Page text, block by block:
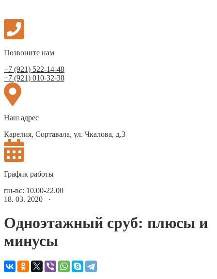
Позвоните нам
+7 (921) 522-14-48
+7 (921) 010-32-38
Наш адрес
Карелия, Сортавала, ул. Чкалова, д.3
График работы
пн-вс: 10.00-22.00
18. 03. 2020 ·
Одноэтажный сруб: плюсы и
минусы